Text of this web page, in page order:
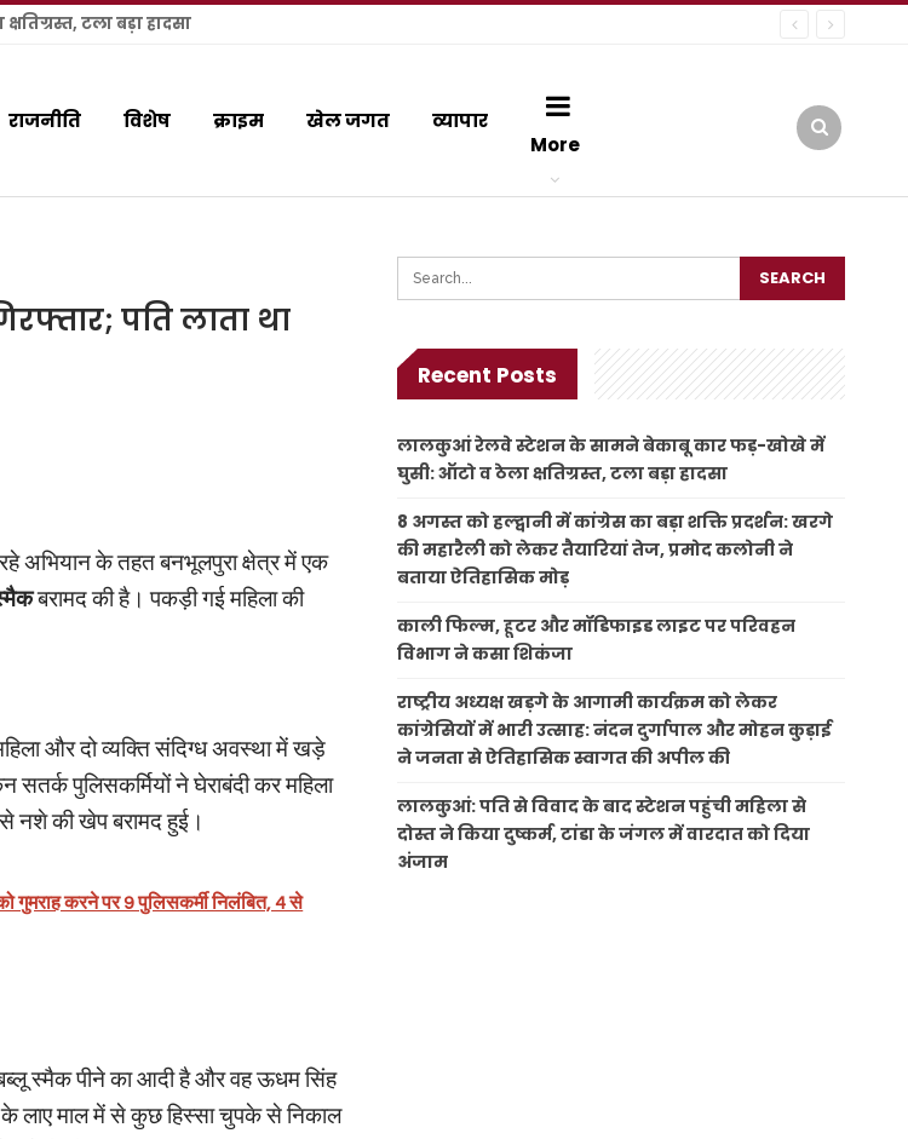
टला बड़ा हादसा
राजनीति विशेष क्राइम खेल जगत
व्यापार
More
पति लाता था
अभियान के तहत बनभूलपुरा क्षेत्र में एक
बरामद की है। पकड़ी गई महिला की
और दो व्यक्ति संदिग्ध अवस्था में खड़े
पुलिसकर्मियों ने घेराबंदी कर महिला
नशे की खेप बरामद हुई।
करने पर 9 पुलिसकर्मी निलंबित, 4 से
स्मैक पीने का आदी है और वह ऊधम सिंह
के लाए माल में से कुछ हिस्सा चुपके से निकाल
Recent Posts
लालकुआं रेलवे स्टेशन के सामने बेकाबू कार फड़-खोखे में
घुसी: ऑटो व ठेला क्षतिग्रस्त, टला बड़ा हादसा
8 अगस्त को हल्द्वानी में कांग्रेस का बड़ा शक्ति प्रदर्शन: खरगे
की महारैली को लेकर तैयारियां तेज, प्रमोद कलोनी ने
बताया ऐतिहासिक मोड़
काली फिल्म, हूटर और मॉडिफाइड लाइट पर परिवहन
विभाग ने कसा शिकंजा
राष्ट्रीय अध्यक्ष खड़गे के आगामी कार्यक्रम को लेकर
कांग्रेसियों में भारी उत्साह: नंदन दुर्गापाल और मोहन कुड़ाई
ने जनता से ऐतिहासिक स्वागत की अपील की
लालकुआं: पति से विवाद के बाद स्टेशन पहुंची महिला से
दोस्त ने किया दुष्कर्म, टांडा के जंगल में वारदात को दिया
अंजाम